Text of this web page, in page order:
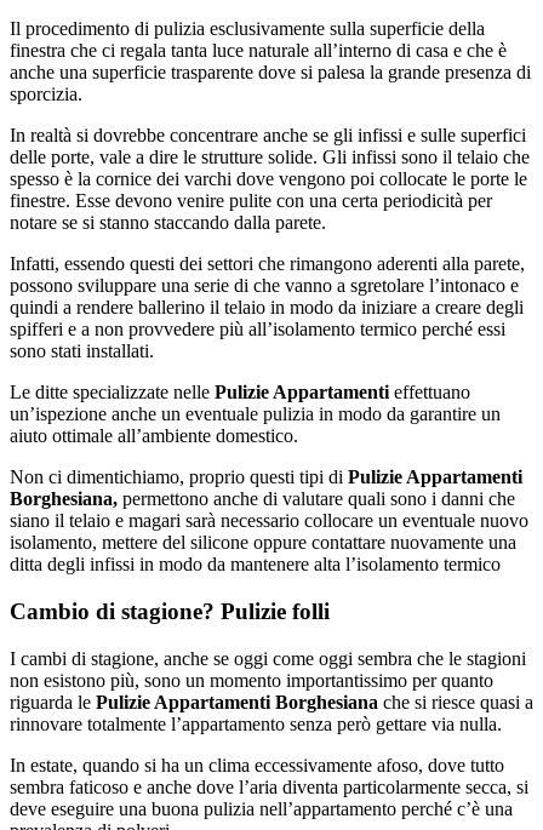
Il procedimento di pulizia esclusivamente sulla superficie della
finestra che ci regala tanta luce naturale all’interno di casa e che è
anche una superficie trasparente dove si palesa la grande presenza di
sporcizia.
In realtà si dovrebbe concentrare anche se gli infissi e sulle superfici
delle porte, vale a dire le strutture solide. Gli infissi sono il telaio che
spesso è la cornice dei varchi dove vengono poi collocate le porte le
finestre. Esse devono venire pulite con una certa periodicità per
notare se si stanno staccando dalla parete.
Infatti, essendo questi dei settori che rimangono aderenti alla parete,
possono sviluppare una serie di che vanno a sgretolare l’intonaco e
quindi a rendere ballerino il telaio in modo da iniziare a creare degli
spifferi e a non provvedere più all’isolamento termico perché essi
sono stati installati.
Le ditte specializzate nelle Pulizie Appartamenti effettuano
un’ispezione anche un eventuale pulizia in modo da garantire un
aiuto ottimale all’ambiente domestico.
Non ci dimentichiamo, proprio questi tipi di Pulizie Appartamenti
Borghesiana, permettono anche di valutare quali sono i danni che
siano il telaio e magari sarà necessario collocare un eventuale nuovo
isolamento, mettere del silicone oppure contattare nuovamente una
ditta degli infissi in modo da mantenere alta l’isolamento termico
Cambio di stagione? Pulizie folli
I cambi di stagione, anche se oggi come oggi sembra che le stagioni
non esistono più, sono un momento importantissimo per quanto
riguarda le Pulizie Appartamenti Borghesiana che si riesce quasi a
rinnovare totalmente l’appartamento senza però gettare via nulla.
In estate, quando si ha un clima eccessivamente afoso, dove tutto
sembra faticoso e anche dove l’aria diventa particolarmente secca, si
deve eseguire una buona pulizia nell’appartamento perché c’è una